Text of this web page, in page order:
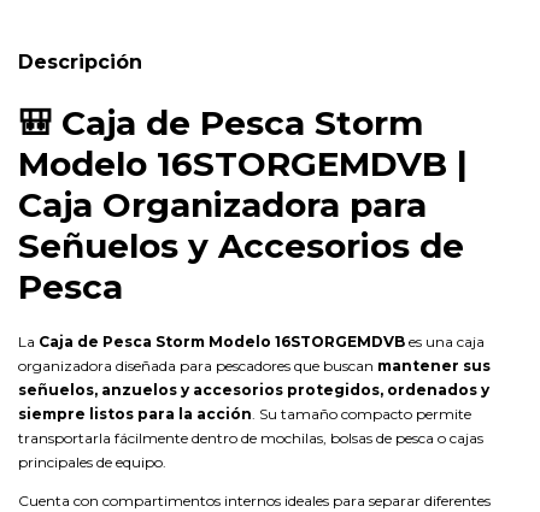
Descripción
🎒 Caja de Pesca Storm
Modelo 16STORGEMDVB |
Caja Organizadora para
Señuelos y Accesorios de
Pesca
La Caja de Pesca Storm Modelo 16STORGEMDVB es una caja
organizadora diseñada para pescadores que buscan mantener sus
señuelos, anzuelos y accesorios protegidos, ordenados y
siempre listos para la acción . Su tamaño compacto permite
transportarla fácilmente dentro de mochilas, bolsas de pesca o cajas
principales de equipo.
Cuenta con compartimentos internos ideales para separar diferentes